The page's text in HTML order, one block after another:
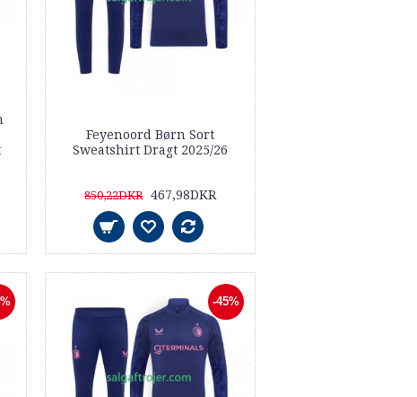
Feyenoord Børn Sort
Sweatshirt Dragt 2025/26
850,22DKR 467,98DKR
-45%